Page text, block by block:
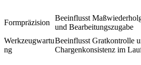
Formpräzision
Beeinflusst
und Bearbeitungszugabe
Werkzeugwartu
ng
Beeinflusst Gratkontrolle
Chargenkonsistenz im